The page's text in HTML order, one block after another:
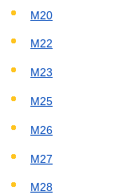
M20
M22
M23
M25
M26
M27
M28